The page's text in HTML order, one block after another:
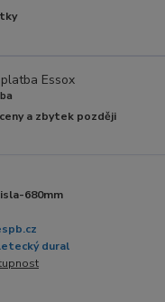
a zbytek později
680mm
dural